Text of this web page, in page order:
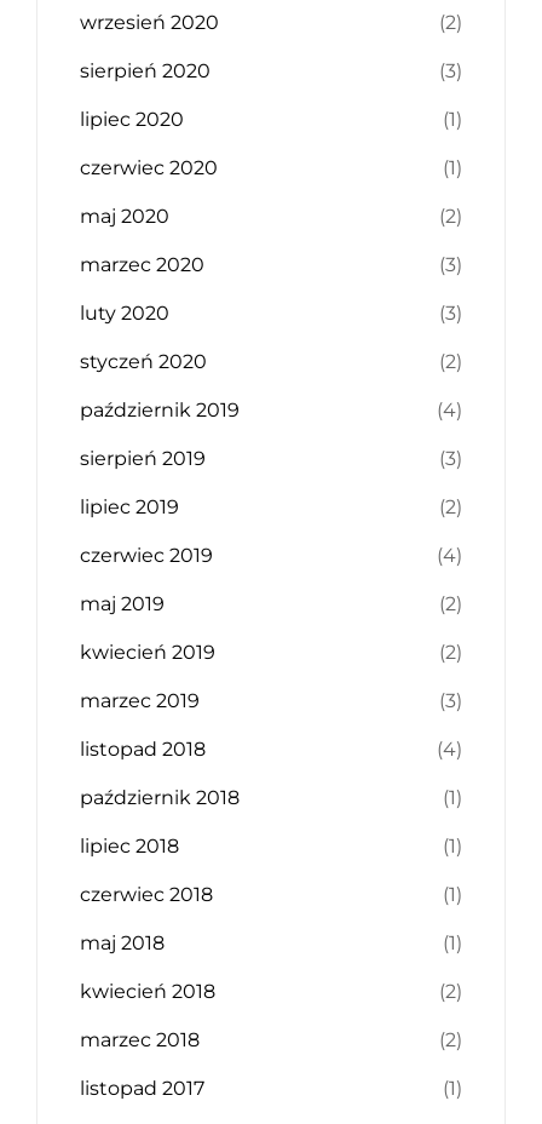
wrzesień 2020 (2)
sierpień 2020 (3)
lipiec 2020 (1)
czerwiec 2020 (1)
maj 2020 (2)
marzec 2020 (3)
luty 2020 (3)
styczeń 2020 (2)
październik 2019 (4)
sierpień 2019 (3)
lipiec 2019 (2)
czerwiec 2019 (4)
maj 2019 (2)
kwiecień 2019 (2)
marzec 2019 (3)
listopad 2018 (4)
październik 2018 (1)
lipiec 2018 (1)
czerwiec 2018 (1)
maj 2018 (1)
kwiecień 2018 (2)
marzec 2018 (2)
listopad 2017 (1)